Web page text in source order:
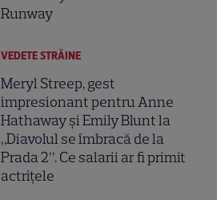
Runway
VEDETE STRĂINE
Meryl Streep, gest
impresionant pentru Anne
Hathaway și Emily Blunt la
„Diavolul se îmbracă de la
Prada 2”. Ce salarii ar fi primit
actrițele